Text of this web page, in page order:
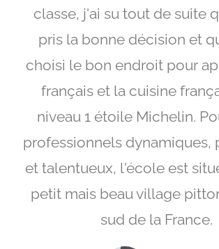
classe, j'ai su tout de suite
pris la bonne décision et
choisi le bon endroit pour
français et la cuisine
niveau 1 étoile Michelin.
professionnels dynamiques,
et talentueux, l'école est
petit mais beau village
sud de la France.